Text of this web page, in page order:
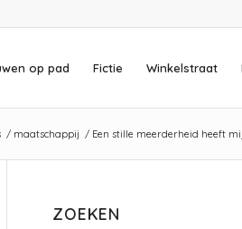
op pad Fictie Winkelstraat
/ maatschappij / Een stille meerderheid heeft
ZOEKEN